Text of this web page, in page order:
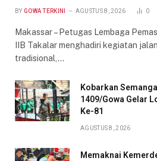
BY GOWA TERKINI AGUSTUS 8, 2026 0
Makassar – Petugas Lembaga
IIB Takalar menghadiri kegiatan
tradisional,…
Kobarkan
1409/Gowa Gelar
Ke-81
AGUSTUS 8, 2026
Memaknai